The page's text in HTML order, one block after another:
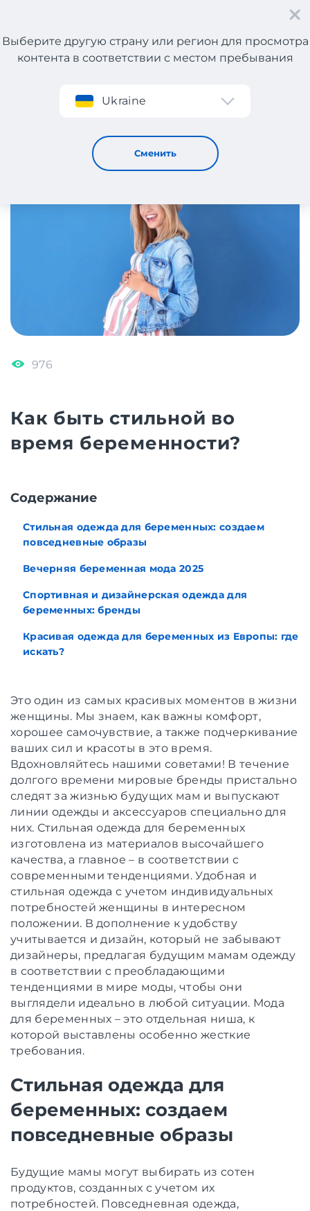
Регистрация
Выберите другую страну или регион для просмотра
контента в соответствии с местом пребывания
Ukraine
Сменить
Как быть стильной во время беременности?
976
Как быть стильной во
время беременности?
Содержание
Стильная одежда для беременных: создаем
повседневные образы
Вечерняя беременная мода 2025
Спортивная и дизайнерская одежда для
беременных: бренды
Красивая одежда для беременных из Европы: где
искать?
Это один из самых красивых моментов в жизни
женщины. Мы знаем, как важны комфорт,
хорошее самочувствие, а также подчеркивание
ваших сил и красоты в это время.
Вдохновляйтесь нашими советами! В течение
долгого времени мировые бренды пристально
следят за жизнью будущих мам и выпускают
линии одежды и аксессуаров специально для
них. Стильная одежда для беременных
изготовлена ​​из материалов высочайшего
качества, а главное – в соответствии с
современными тенденциями. Удобная и
стильная одежда с учетом индивидуальных
потребностей женщины в интересном
положении. В дополнение к удобству
учитывается и дизайн, который не забывают
дизайнеры, предлагая будущим мамам одежду
в соответствии с преобладающими
тенденциями в мире моды, чтобы они
выглядели идеально в любой ситуации. Мода
для беременных – это отдельная ниша, к
которой выставлены особенно жесткие
требования.
Стильная одежда для
беременных: создаем
повседневные образы
Будущие мамы могут выбирать из сотен
продуктов, созданных с учетом их
потребностей. Повседневная одежда,